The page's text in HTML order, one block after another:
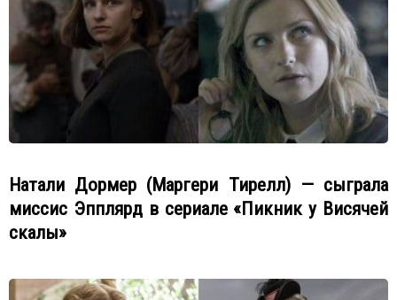
Натали Дормер (Маргери Тирелл) — сыграла
миссис Эпплярд в сериале «Пикник у Висячей
скалы»